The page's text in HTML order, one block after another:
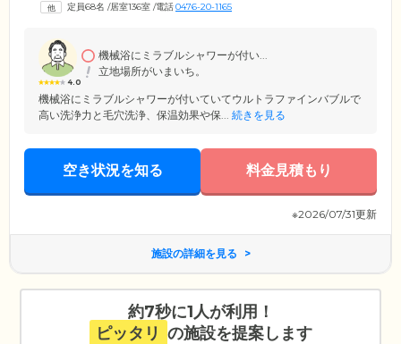
は、お食事やご入居者様同士の団らんをお楽しみいただけます。そのほ
定員68名 /居室136室 /電話0476-20-1165
4.0
機械浴にミラブルシャワーが付い...
立地場所がいまいち。
機械浴にミラブルシャワーが付いていてウルトラファインバブルで
高い洗浄力と毛穴洗浄、保温効果や保... 続きを見る
空き状況を知る 料金見積もり
※2026/07/31更新
施設の詳細を見る
約7秒に1人が利用！
ピッタリ の施設を提案します